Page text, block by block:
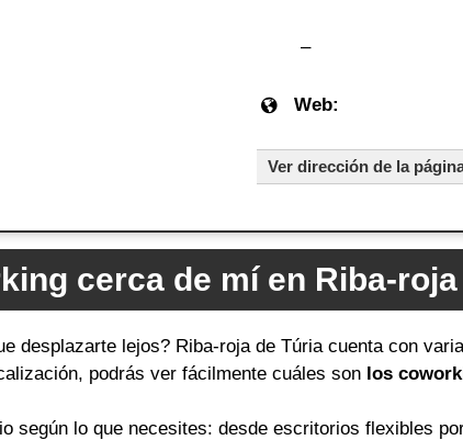
–
Web:
Ver dirección de la
cerca de mí en Riba-
desplazarte lejos? Riba-roja de Túria cuenta con
podrás ver fácilmente cuáles son los
según lo que necesites: desde escritorios flexibles